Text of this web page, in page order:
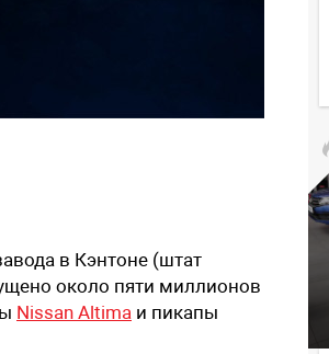
в Кэнтоне (штат
около пяти миллионов
Nissan Altima и пикапы